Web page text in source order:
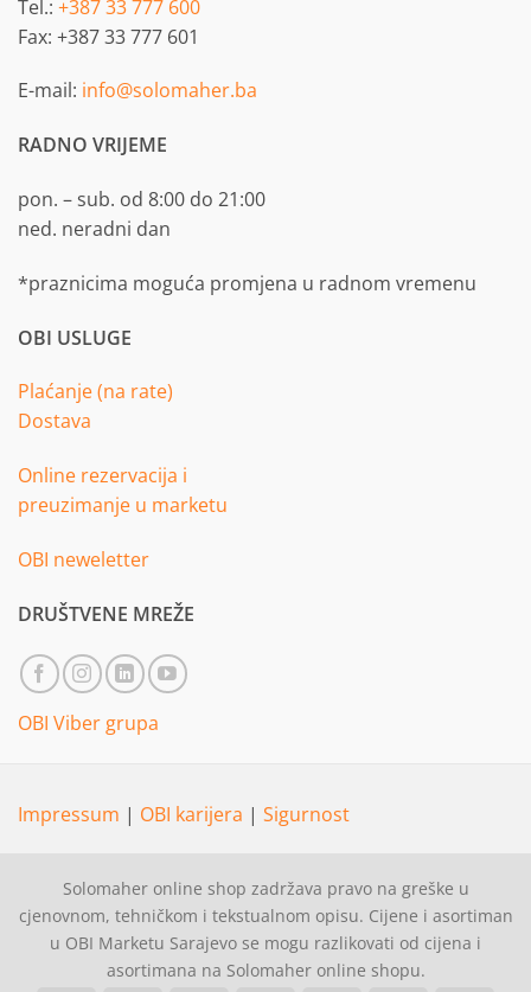
Tel.: +387 33 777 600
Fax: +387 33 777 601
E-mail: info@solomaher.ba
RADNO VRIJEME
pon. – sub. od 8:00 do 21:00
ned. neradni dan
*praznicima moguća promjena u radnom vremenu
OBI USLUGE
Plaćanje (na rate)
Dostava
Online rezervacija i
preuzimanje u marketu
OBI neweletter
DRUŠTVENE MREŽE
OBI Viber grupa
Impressum | OBI karijera | Sigurnost
Solomaher online shop zadržava pravo na greške u
cjenovnom, tehničkom i tekstualnom opisu. Cijene i asortiman
u OBI Marketu Sarajevo se mogu razlikovati od cijena i
asortimana na Solomaher online shopu.